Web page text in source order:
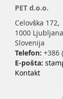
PET d.o.o.
Celovška 172,
1000 Ljubljana
Slovenija
Telefon: +386
E-pošta:
Kontakt